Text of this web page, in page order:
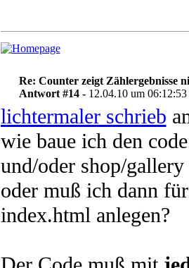
Re: Counter zeigt Zählergebnisse
Antwort #14 - 12.04.10 um 06:12:53
lichtermaler schrieb
wie baue ich den
und/oder shop/
oder muß ich dann
index.html anlegen?